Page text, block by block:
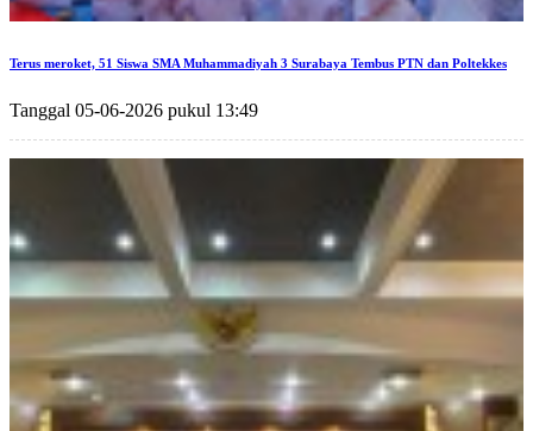
Terus meroket, 51 Siswa SMA Muhammadiyah 3 Surabaya Tembus PTN dan Poltekkes
Tanggal 05-06-2026 pukul 13:49